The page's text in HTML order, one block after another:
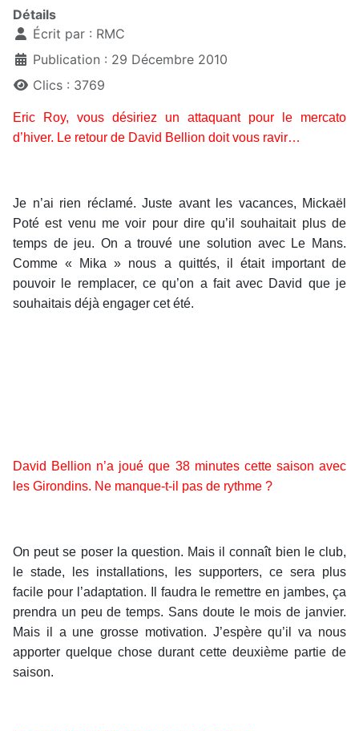
Détails
Écrit par : RMC
Publication : 29 Décembre 2010
Clics : 3769
Eric Roy, vous désiriez un attaquant pour le mercato
d’hiver. Le retour de David Bellion doit vous ravir…
Je n’ai rien réclamé. Juste avant les vacances, Mickaël
Poté est venu me voir pour dire qu’il souhaitait plus de
temps de jeu. On a trouvé une solution avec Le Mans.
Comme « Mika » nous a quittés, il était important de
pouvoir le remplacer, ce qu’on a fait avec David que je
souhaitais déjà engager cet été.
David Bellion n’a joué que 38 minutes cette saison avec
les Girondins. Ne manque-t-il pas de rythme ?
On peut se poser la question. Mais il connaît bien le club,
le stade, les installations, les supporters, ce sera plus
facile pour l’adaptation. Il faudra le remettre en jambes, ça
prendra un peu de temps. Sans doute le mois de janvier.
Mais il a une grosse motivation. J’espère qu’il va nous
apporter quelque chose durant cette deuxième partie de
saison.